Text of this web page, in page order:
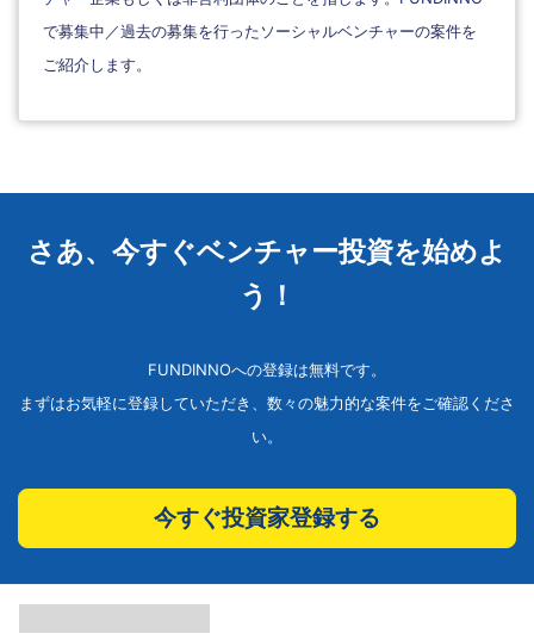
で募集中／過去の募集を行ったソーシャルベンチャーの案件を
ご紹介します。
さあ、今すぐベンチャー投資を始めよ
う！
FUNDINNOへの登録は無料です。
まずはお気軽に登録していただき、数々の魅力的な案件をご確認くださ
い。
今すぐ投資家登録する